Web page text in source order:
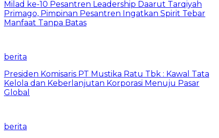
Milad ke-10 Pesantren Leadership Daarut Tarqiyah
Primago, Pimpinan Pesantren Ingatkan Spirit Tebar
Manfaat Tanpa Batas
berita
Presiden Komisaris PT Mustika Ratu Tbk : Kawal Tata
Kelola dan Keberlanjutan Korporasi Menuju Pasar
Global
berita